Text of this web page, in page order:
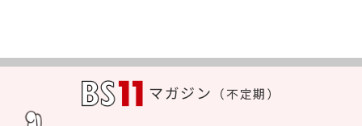
マガジン （不定期）